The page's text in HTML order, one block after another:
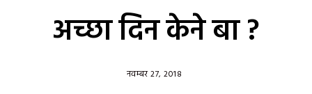
अच्छा दिन केने बा ?
नवम्बर 27, 2018